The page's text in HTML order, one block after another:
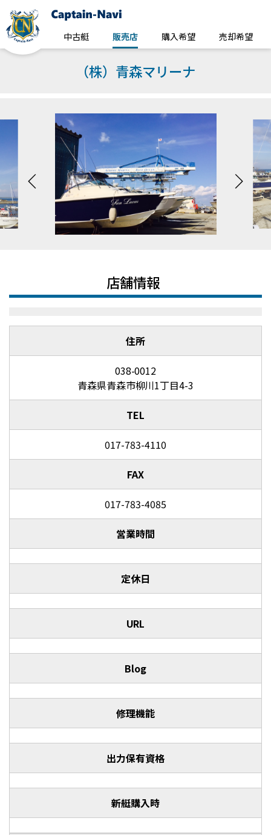
中古艇 販売店 購入希望 売却希望
（株）青森マリーナ
店舗情報
住所
038-0012
青森県青森市柳川1丁目4-3
TEL
017-783-4110
FAX
017-783-4085
営業時間
定休日
URL
Blog
修理機能
出力保有資格
新艇購入時